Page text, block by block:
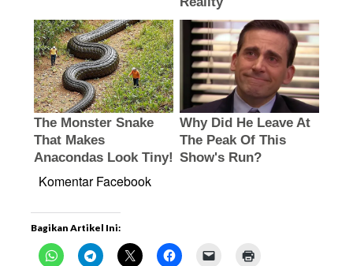
Komentar Facebook
Bagikan Artikel Ini: